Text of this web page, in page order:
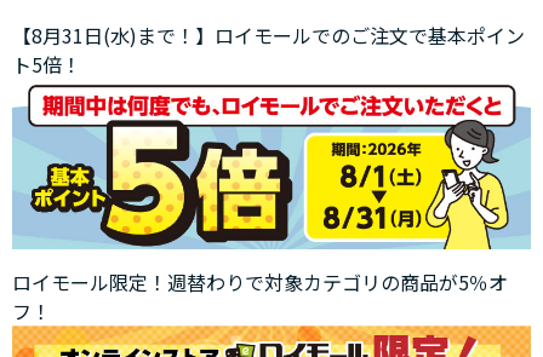
【8月31日(水)まで！】ロイモールでのご注文で基本ポイン
ト5倍！
ロイモール限定！週替わりで対象カテゴリの商品が5％オ
フ！